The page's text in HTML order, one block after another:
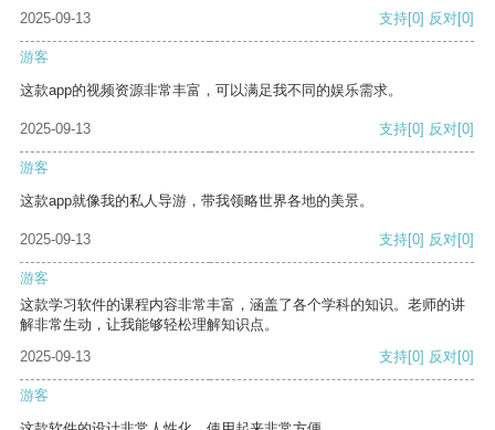
2025-09-13 支持[0] 反对[0]
游客
这款app的视频资源非常丰富，可以满足我不同的娱乐需求。
2025-09-13 支持[0] 反对[0]
游客
这款app就像我的私人导游，带我领略世界各地的美景。
2025-09-13 支持[0] 反对[0]
游客
这款学习软件的课程内容非常丰富，涵盖了各个学科的知识。老师的讲
解非常生动，让我能够轻松理解知识点。
2025-09-13
支持[0] 反对[0]
游客